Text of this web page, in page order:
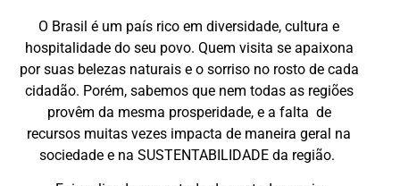
O Brasil é um país rico em diversidade, cultura e
hospitalidade do seu povo. Quem visita se apaixona
por suas belezas naturais e o sorriso no rosto de cada
cidadão. Porém, sabemos que nem todas as regiões
provêm da mesma prosperidade, e a falta de
recursos muitas vezes impacta de maneira geral na
sociedade e na SUSTENTABILIDADE da região.